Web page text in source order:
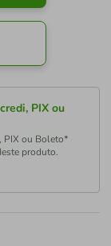
PIX ou
PIX ou Boleto*
produto.